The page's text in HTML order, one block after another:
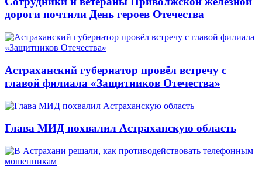
дороги почтили День героев Отечества
Астраханский губернатор провёл встречу с
главой филиала «Защитников Отечества»
Глава МИД похвалил Астраханскую область